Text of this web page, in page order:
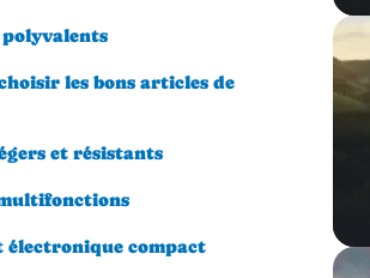
polyvalents
les bons articles de
et résistants
électronique compact